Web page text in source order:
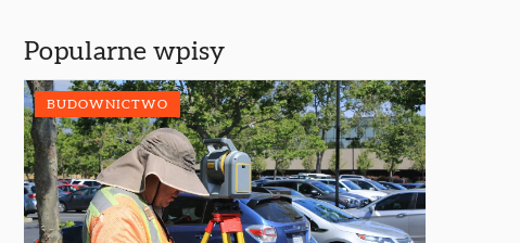
Popularne wpisy
BUDOWNICTWO